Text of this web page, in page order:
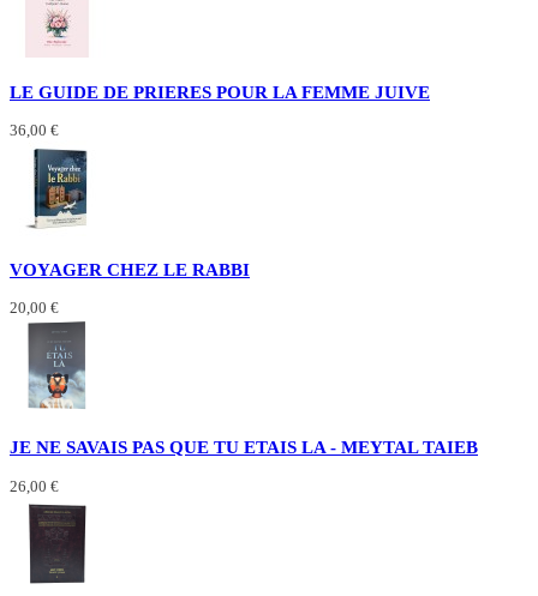
LE GUIDE DE PRIERES POUR LA FEMME JUIVE
36,00 €
VOYAGER CHEZ LE RABBI
20,00 €
JE NE SAVAIS PAS QUE TU ETAIS LA - MEYTAL TAIEB
26,00 €